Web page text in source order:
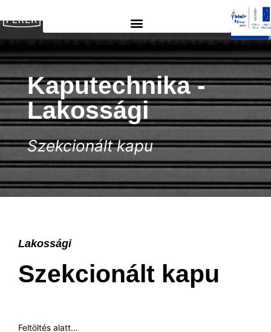
Kaputechnika -
Lakossági
Szekcionált kapu
Lakossági
Szekcionált kapu​
Feltöltés alatt…